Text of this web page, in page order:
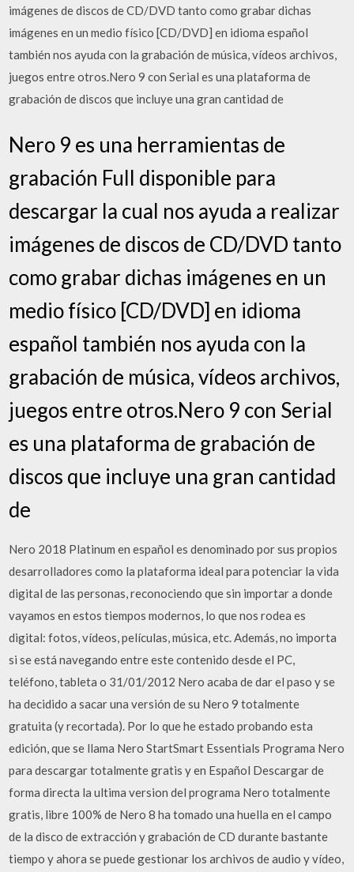
imágenes de discos de CD/DVD tanto como grabar dichas
imágenes en un medio físico [CD/DVD] en idioma español
también nos ayuda con la grabación de música, vídeos archivos,
juegos entre otros.Nero 9 con Serial es una plataforma de
grabación de discos que incluye una gran cantidad de
Nero 9 es una herramientas de
grabación Full disponible para
descargar la cual nos ayuda a realizar
imágenes de discos de CD/DVD tanto
como grabar dichas imágenes en un
medio físico [CD/DVD] en idioma
español también nos ayuda con la
grabación de música, vídeos archivos,
juegos entre otros.Nero 9 con Serial
es una plataforma de grabación de
discos que incluye una gran cantidad
de
Nero 2018 Platinum en español es denominado por sus propios
desarrolladores como la plataforma ideal para potenciar la vida
digital de las personas, reconociendo que sin importar a donde
vayamos en estos tiempos modernos, lo que nos rodea es
digital: fotos, vídeos, películas, música, etc. Además, no importa
si se está navegando entre este contenido desde el PC,
teléfono, tableta o 31/01/2012 Nero acaba de dar el paso y se
ha decidido a sacar una versión de su Nero 9 totalmente
gratuita (y recortada). Por lo que he estado probando esta
edición, que se llama Nero StartSmart Essentials Programa Nero
para descargar totalmente gratis y en Español Descargar de
forma directa la ultima version del programa Nero totalmente
gratis, libre 100% de Nero 8 ha tomado una huella en el campo
de la disco de extracción y grabación de CD durante bastante
tiempo y ahora se puede gestionar los archivos de audio y vídeo,